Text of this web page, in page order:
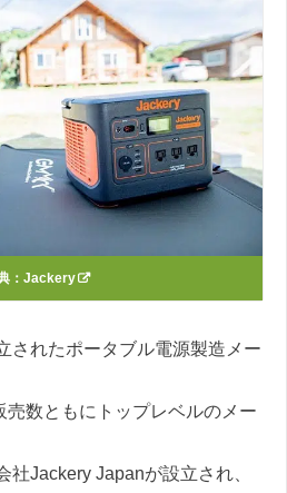
： Jackery
されたポータブル電源製造メー
売数ともにトップレベルのメー
社Jackery Japanが設立され、